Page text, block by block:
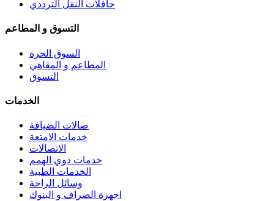
حافلات النقل الترددي
التسوق و المطاعم
السوق الحرة
المطاعم و المقاهي
التسوق
الخدمات
صالات الضيافة
خدمات الامتعة
الاتصالات
خدمات ذوي الهمم
الخدمات الطبية
وسائل الراحة
اجهزة الصراف و البنوك